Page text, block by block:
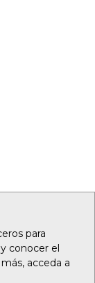
para
conocer el
acceda a